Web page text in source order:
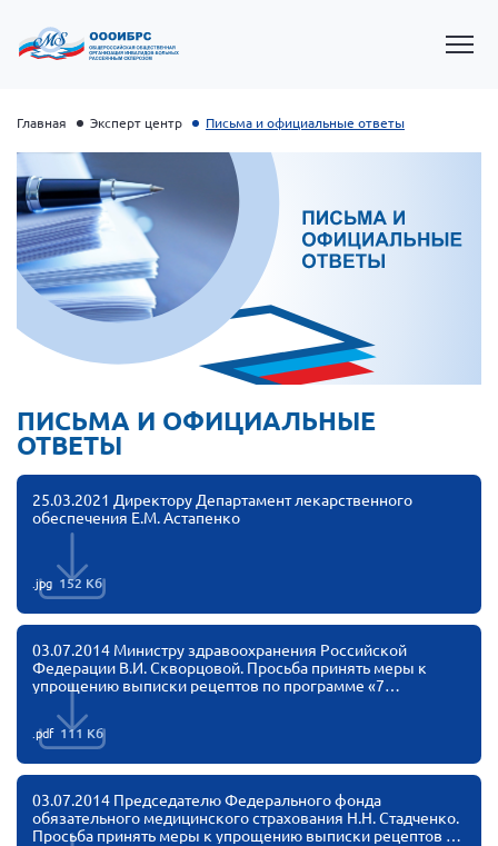
Президент Власов Я.В.
Генеральный директор Матвиевская О.В.
Вице-президент Зрячева Н.В.
Вице-президент Шишлянников Ф.В.
Отдел международных отношений
Вице-президент Черненко Д.Е.
Вице-президент Валюх М.В.
Вице-президент Чернова А.В.
Вице-президент Цикорин И.В.
Вице-президент Груба Л.В.
Главный бухгалтер Жаворонкова Г.М.
Конференция ОООИБРС 2026
Главная Эксперт центр Письма и официальные ответы
ПИСЬМА И ОФИЦИАЛЬНЫЕ
ОТВЕТЫ
25.03.2021 Директору Департамент лекарственного
обеспечения Е.М. Астапенко
.jpg 152 Кб
03.07.2014 Министру здравоохранения Российской
Федерации В.И. Скворцовой. Просьба принять меры к
упрощению выписки рецептов по программе «7
.pdf 111 Кб
03.07.2014 Председателю Федерального фонда
обязательного медицинского страхования Н.Н. Стадченко.
Просьба принять меры к упрощению выписки рецептов по